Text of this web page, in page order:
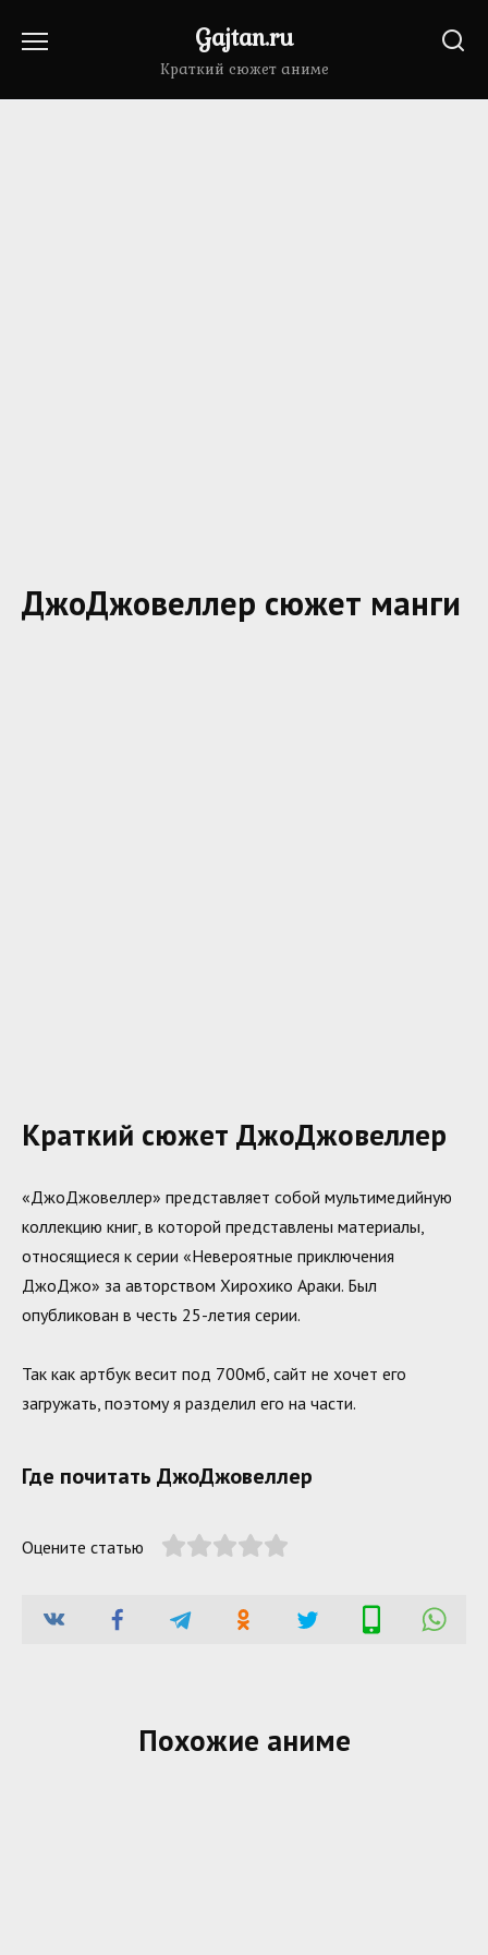
Gajtan.ru
Краткий сюжет аниме
ДжоДжовеллер сюжет манги
Краткий сюжет ДжоДжовеллер
«ДжоДжовеллер» представляет собой мультимедийную
коллекцию книг, в которой представлены материалы,
относящиеся к серии «Невероятные приключения
ДжоДжо» за авторством Хирохико Араки. Был
опубликован в честь 25-летия серии.
Так как артбук весит под 700мб, сайт не хочет его
загружать, поэтому я разделил его на части.
Где почитать ДжоДжовеллер
Оцените статью
Похожие аниме